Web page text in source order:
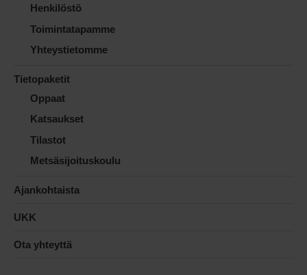
Henkilöstö
Toimintatapamme
Yhteystietomme
Tietopaketit
Oppaat
Katsaukset
Tilastot
Metsäsijoituskoulu
Ajankohtaista
UKK
Ota yhteyttä